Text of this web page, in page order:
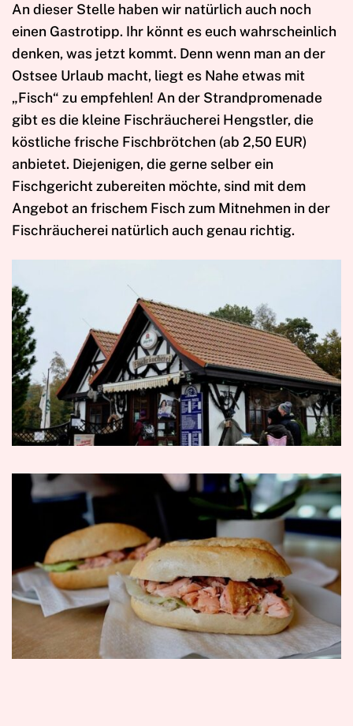
An dieser Stelle haben wir natürlich auch noch
einen Gastrotipp. Ihr könnt es euch wahrscheinlich
denken, was jetzt kommt. Denn wenn man an der
Ostsee Urlaub macht, liegt es Nahe etwas mit
„Fisch“ zu empfehlen! An der Strandpromenade
gibt es die kleine Fischräucherei Hengstler, die
köstliche frische Fischbrötchen (ab 2,50 EUR)
anbietet. Diejenigen, die gerne selber ein
Fischgericht zubereiten möchte, sind mit dem
Angebot an frischem Fisch zum Mitnehmen in der
Fischräucherei natürlich auch genau richtig.